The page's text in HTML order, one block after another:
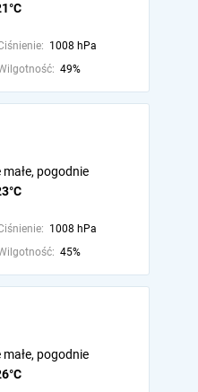
1008 hPa
49%
pogodnie
1008 hPa
45%
pogodnie